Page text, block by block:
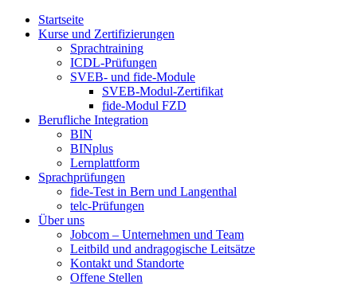
Startseite
Kurse und Zertifizierungen
Sprachtraining
ICDL-Prüfungen
SVEB- und fide-Module
SVEB-Modul-Zertifikat
fide-Modul FZD
Berufliche Integration
BIN
BINplus
Lernplattform
Sprachprüfungen
fide-Test in Bern und Langenthal
telc-Prüfungen
Über uns
Jobcom – Unternehmen und Team
Leitbild und andragogische Leitsätze
Kontakt und Standorte
Offene Stellen